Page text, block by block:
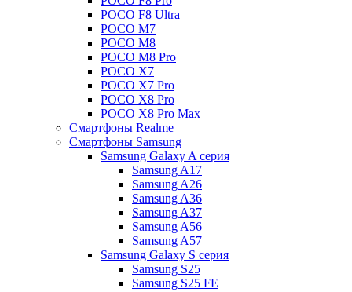
POCO F8 Ultra
POCO M7
POCO M8
POCO M8 Pro
POCO X7
POCO X7 Pro
POCO X8 Pro
POCO X8 Pro Max
Смартфоны Realme
Смартфоны Samsung
Samsung Galaxy A серия
Samsung A17
Samsung A26
Samsung A36
Samsung A37
Samsung A56
Samsung A57
Samsung Galaxy S серия
Samsung S25
Samsung S25 FE